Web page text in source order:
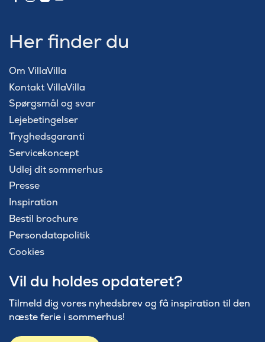
Her finder du
Om VillaVilla
Kontakt VillaVilla
Spørgsmål og svar
Lejebetingelser
Tryghedsgaranti
Servicekoncept
Udlej dit sommerhus
Presse
Inspiration
Bestil brochure
Persondatapolitik
Cookies
Vil du holdes opdateret?
Tilmeld dig vores nyhedsbrev og få inspiration til den
næste ferie i sommerhus!